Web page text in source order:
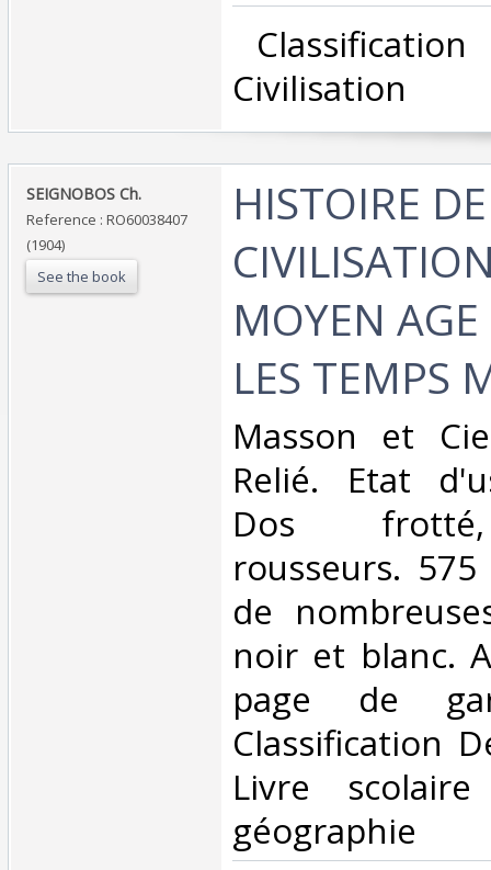
Civilisation‎
‎SEIGNOBOS Ch.‎
Reference : RO60038407
(1904)
See the book
‎HISTOIRE
MOYEN
LES TEMPS
‎Masson et
Relié. Etat
Dos
rousseurs.
de
noir et blanc.
page de
Classification
Livre
géographie‎